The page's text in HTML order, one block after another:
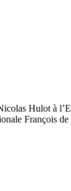
François